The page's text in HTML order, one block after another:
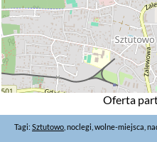
Oferta
Tagi: Sztutowo , noclegi, wolne-miejsca,